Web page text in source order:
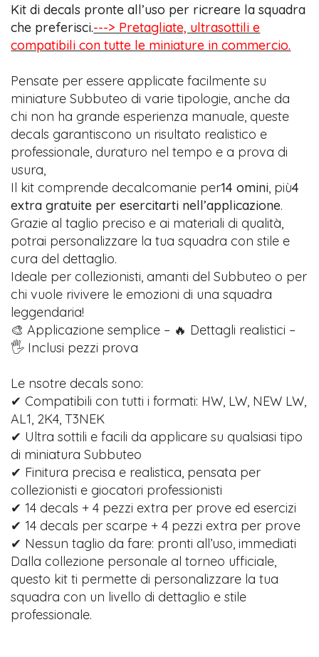
Kit di decals pronte all’uso per ricreare la squadra
che preferisci.---> Pretagliate, ultrasottili e
compatibili con tutte le miniature in commercio.
Pensate per essere applicate facilmente su
miniature Subbuteo di varie tipologie, anche da
chi non ha grande esperienza manuale, queste
decals garantiscono un risultato realistico e
professionale, duraturo nel tempo e a prova di
usura,
Il kit comprende decalcomanie per14 omini, più4
extra gratuite per esercitarti nell’applicazione.
Grazie al taglio preciso e ai materiali di qualità,
potrai personalizzare la tua squadra con stile e
cura del dettaglio.
Ideale per collezionisti, amanti del Subbuteo o per
chi vuole rivivere le emozioni di una squadra
leggendaria!
🎨 Applicazione semplice – 🔥 Dettagli realistici –
🖐️ Inclusi pezzi prova
Le nsotre decals sono:
✔ Compatibili con tutti i formati: HW, LW, NEW LW,
AL1, 2K4, T3NEK
✔ Ultra sottili e facili da applicare su qualsiasi tipo
di miniatura Subbuteo
✔ Finitura precisa e realistica, pensata per
collezionisti e giocatori professionisti
✔ 14 decals + 4 pezzi extra per prove ed esercizi
✔ 14 decals per scarpe + 4 pezzi extra per prove
✔ Nessun taglio da fare: pronti all’uso, immediati
Dalla collezione personale al torneo ufficiale,
questo kit ti permette di personalizzare la tua
squadra con un livello di dettaglio e stile
professionale.